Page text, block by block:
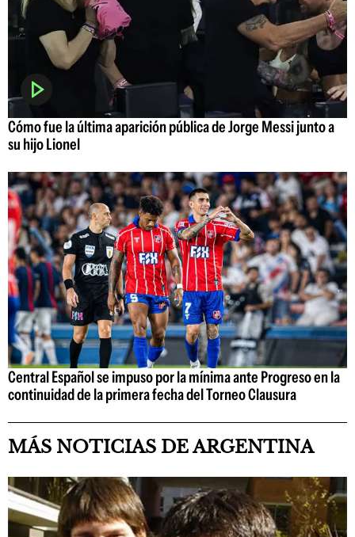
Cómo fue la última aparición pública de Jorge Messi junto a
su hijo Lionel
Central Español se impuso por la mínima ante Progreso en la
continuidad de la primera fecha del Torneo Clausura
MÁS NOTICIAS DE ARGENTINA